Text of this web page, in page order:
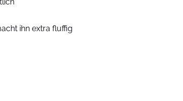
ihn extra fluffig